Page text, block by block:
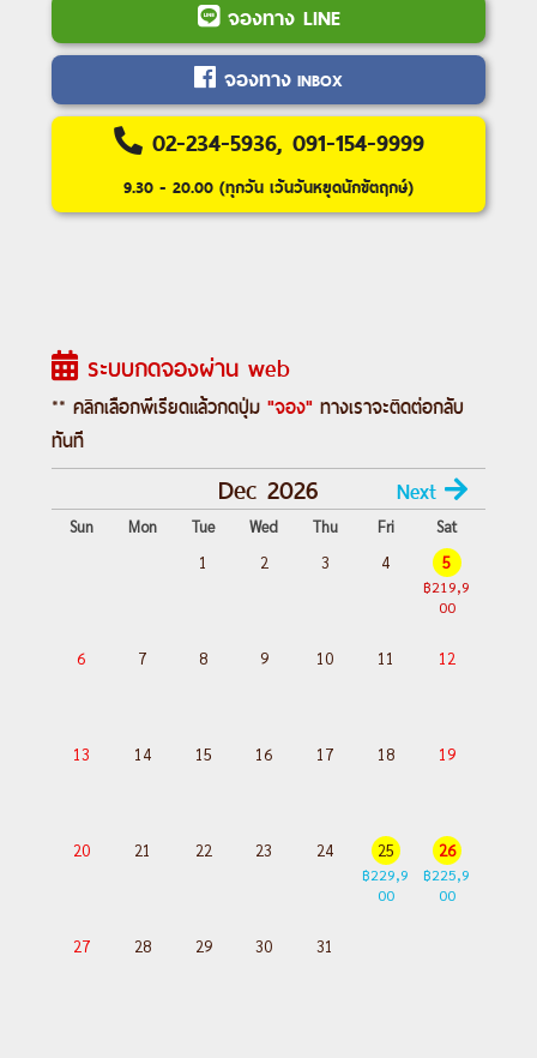
(Ice Hotel) ㆍฟาร์มสุนัขฮัสกี้ (Husky Farm)
ㆍเมืองคิติร่า (Kittilä) ㆍหมู่บ้านเลวี่ (Levi) ㆍ
กระเช้า Levi Gondola ㆍฟาร์มกวางเรนเดียร์
(Reindeer Farm) ㆍจตุรัสลอร์ดี (Lordi
Square) ㆍเมืองเคมิ (Kemi) ㆍเรือตัดน้ำแข็ง
(Icebreaker Cruise) ㆍเมืองอูลู่ (Oulu)เมือง
เคิร์คเนส (Kirkenes) ㆍกิจกรรม King Crab
Safari ㆍโรงแรมน้ำแข็ง (Ice Hotel) ㆍฟาร์ม
สุนัขฮัสกี้ (Husky Farm) ㆍเมืองคิติร่า (Kittilä)
ㆍหมู่บ้านเลวี่ (Levi) ㆍกระเช้า Levi
Gondola ㆍฟาร์มกวางเรนเดียร์ (Reindeer
Farm) ㆍจตุรัสลอร์ดี (Lordi Square) ㆍเมือง
เคมิ (Kemi) ㆍเรือตัดน้ำแข็ง (Icebreaker
อิวาโล – เคิร์คเนส – นั่งรถลากสโนว์
โมบิล – กิจกรรมจับปูยักษ์ KING CRAB
SAFARI – เมนูพิเศษ...ปูยักษ์ – เข้าชมโรงแรม
จองทาง LINE
จองทาง INBOX
02-234-5936, 091-154-9999
9.30 - 20.00 (ทุกวัน เว้นวันหยุดนักขัตฤกษ์)
ระบบกดจองผ่าน web
** คลิกเลือกพีเรียดแล้วกดปุ่ม "จอง" ทางเราจะติดต่อกลับ
ทันที
Dec 2026 Next
Sun Mon Tue Wed Thu Fri
Sat
1
2 3 4
5
฿219,9
00
6 7 8 9 10 11 12
13 14 15 16 17 18 19
20 21 22 23 24
25
฿229,9
00
26
฿225,9
00
27 28 29 30 31